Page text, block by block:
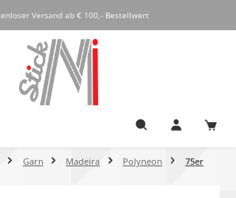
Versand ab € 100,- Bestellwert
Garn Madeira Polyneon 75er